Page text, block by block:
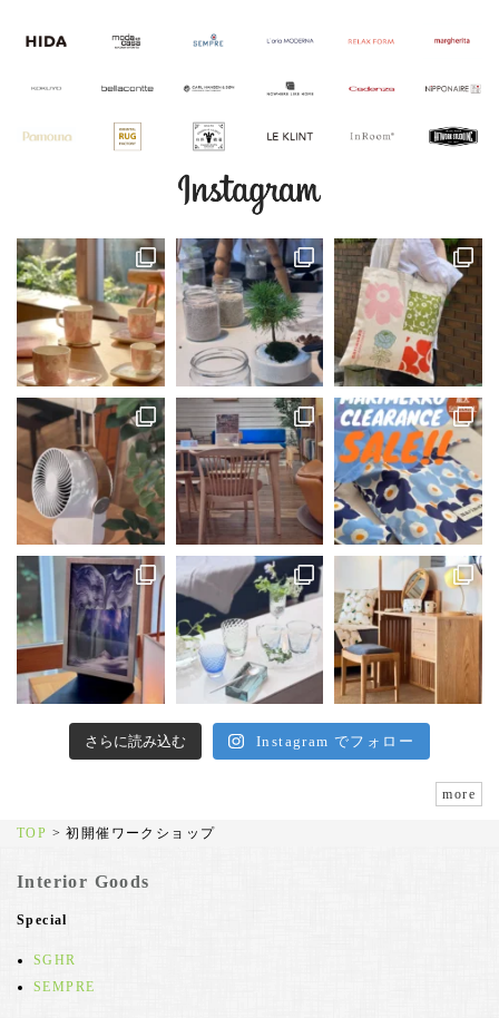
さらに読み込む Instagram でフォロー
more
TOP >初開催ワークショップ
Interior Goods
Special
SGHR
SEMPRE